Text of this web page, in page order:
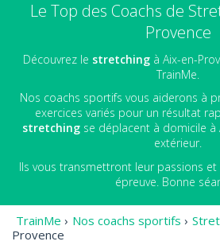
Le Top des Coachs de
Provence
Découvrez le stretching à Aix-en-
TrainMe.
Nos coachs sportifs vous aiderons à
exercices variés pour un résultat
stretching se déplacent à domicile à
extérieur.
Ils vous transmettront leur passions
épreuve. Bonne
TrainMe › Nos coachs sportifs ›
Provence